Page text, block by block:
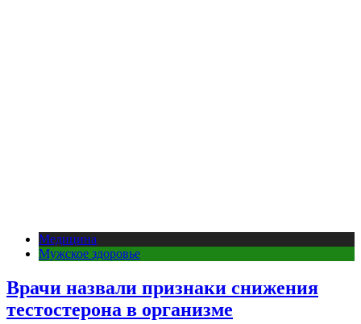
Медицина
Мужское здоровье
Врачи назвали признаки снижения
тестостерона в организме